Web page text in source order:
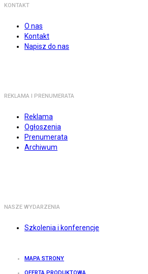
KONTAKT
O nas
Kontakt
Napisz do nas
REKLAMA I PRENUMERATA
Reklama
Ogłoszenia
Prenumerata
Archiwum
NASZE WYDARZENIA
Szkolenia i konferencje
MAPA STRONY